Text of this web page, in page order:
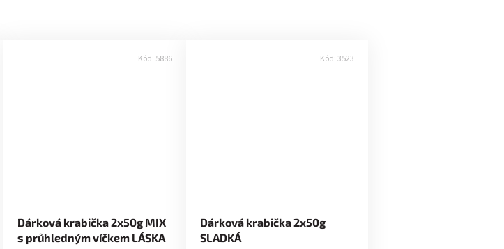
Dárková krabička 2x50g MIX
s průhledným víčkem LÁSKA
Kód: 5886
Dárková krabička 2x50g
SLADKÁ
Kód:3523